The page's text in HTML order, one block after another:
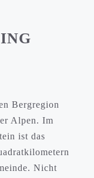
Bergregion
Alpen. Im
ist das
Nicht